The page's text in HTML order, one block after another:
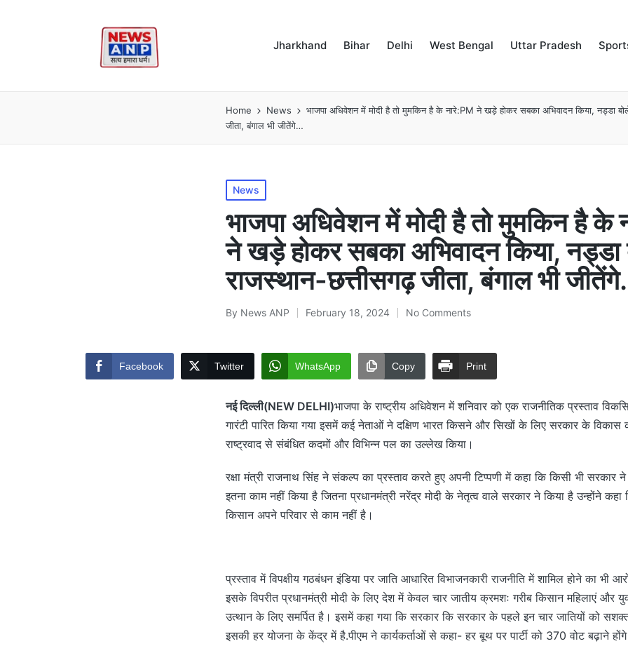
Jharkhand Bihar Delhi West Bengal Uttar Pradesh
Home News
भाजपा अधिवेशन में मोदी है तो मुमकिन है के नारे:PM ने खड़े होकर सबका अभिवादन किया, नड्डा
जीता, बंगाल भी जीतेंगे…
Posted
in
News
भाजपा अधिवेशन में मोदी है तो मुमकिन है के
ने खड़े होकर सबका अभिवादन किया,
राजस्थान-छत्तीसगढ़ जीता, बंगाल भी
Posted
By News ANP February 18, 2024 No Comments
Facebook Twitter WhatsApp Copy Print
नई दिल्ली(NEW DELHI)भाजपा के राष्ट्रीय अधिवेशन में शनिवार को एक राजनीतिक प्रस्ताव
गारंटी पारित किया गया इसमें कई नेताओं ने दक्षिण भारत किसने और सिखों के लिए सरकार के विकास
राष्ट्रवाद से संबंधित कदमों और विभिन्न पल का उल्लेख किया।
रक्षा मंत्री राजनाथ सिंह ने संकल्प का प्रस्ताव करते हुए अपनी टिप्पणी में कहा कि किसी भी सरकार
इतना काम नहीं किया है जितना प्रधानमंत्री नरेंद्र मोदी के नेतृत्व वाले सरकार ने किया है उन्होंने कहा
किसान अपने परिवार से काम नहीं है।
प्रस्ताव में विपक्षीय गठबंधन इंडिया पर जाति आधारित विभाजनकारी राजनीति में शामिल होने का भी
इसके विपरीत प्रधानमंत्री मोदी के लिए देश में केवल चार जातीय क्रमशः गरीब किसान महिलाएं और
उत्थान के लिए समर्पित है। इसमें कहा गया कि सरकार कि सरकार के पहले इन चार जातियों को
इसकी हर योजना के केंद्र में है.पीएम ने कार्यकर्ताओं से कहा- हर बूथ पर पार्टी को 370 वोट बढ़ाने